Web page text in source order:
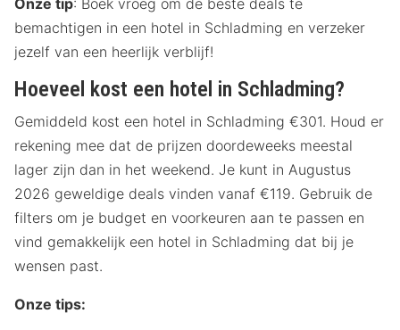
bemachtigen in een hotel in Schladming en verzeker
jezelf van een heerlijk verblijf!
Hoeveel kost een hotel in Schladming?
Gemiddeld kost een hotel in Schladming €301. Houd er
rekening mee dat de prijzen doordeweeks meestal
lager zijn dan in het weekend. Je kunt in Augustus
2026 geweldige deals vinden vanaf €119. Gebruik de
filters om je budget en voorkeuren aan te passen en
vind gemakkelijk een hotel in Schladming dat bij je
wensen past.
Onze tips: